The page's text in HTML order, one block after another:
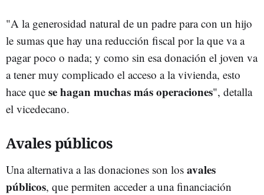
"A la generosidad natural de un padre para con un hijo
le sumas que hay una reducción fiscal por la que va a
pagar poco o nada; y como sin esa donación el joven va
a tener muy complicado el acceso a la vivienda, esto
hace que se hagan muchas más operaciones", detalla
el vicedecano.
Avales públicos
Una alternativa a las donaciones son los avales
públicos, que permiten acceder a una financiación